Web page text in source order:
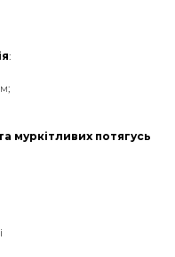
:
муркітливих потягусь